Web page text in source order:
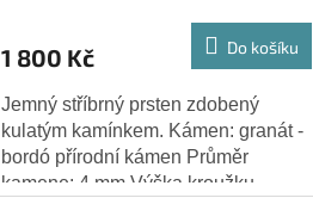
1 800 Kč Do košíku
Jemný stříbrný prsten zdobený
kulatým kamínkem. Kámen: granát -
bordó přírodní kámen Průměr
kamene: 4 mm Výška kroužku